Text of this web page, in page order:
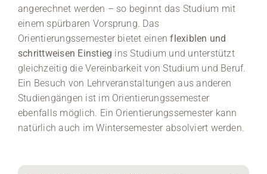
angerechnet werden – so beginnt das Studium mit
einem spürbaren Vorsprung. Das
Orientierungssemester bietet einenflexiblen und
schrittweisen Einstieg ins Studium und unterstützt
gleichzeitig die Vereinbarkeit von Studium und Beruf.
Ein Besuch von Lehrveranstaltungen aus anderen
Studiengängen ist im Orientierungssemester
ebenfalls möglich. Ein Orientierungssemester kann
natürlich auch im Wintersemester absolviert werden.